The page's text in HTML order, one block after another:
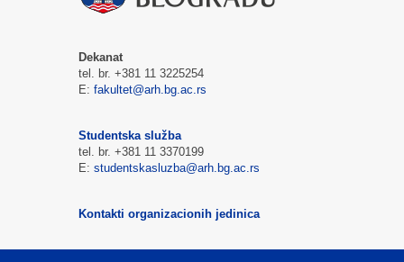
Dekanat
tel. br. +381 11 3225254
E: fakultet@arh.bg.ac.rs
Studentska služba
tel. br. +381 11 3370199
E: studentskasluzba@arh.bg.ac.rs
Kontakti organizacionih jedinica